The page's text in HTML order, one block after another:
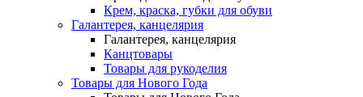
Крем, краска, губки для обуви
Галантерея, канцелярия
Галантерея, канцелярия
Канцтовары
Товары для рукоделия
Товары для Нового Года